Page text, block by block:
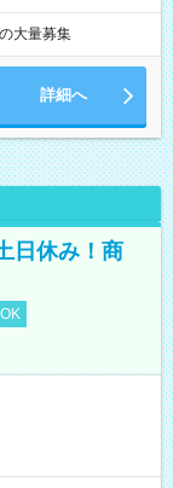
大量募集
詳細へ
日休み！商